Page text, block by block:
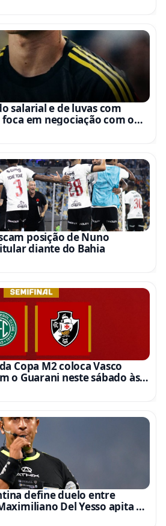
salarial e de luvas com
em negociação com o
posição de Nuno
diante do Bahia
Copa M2 coloca Vasco
o Guarani neste sábado às
define duelo entre
Del Yesso apita e
o VAR